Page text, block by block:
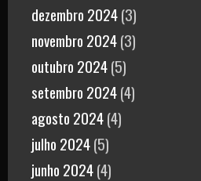
dezembro 2024(3)
novembro 2024(3)
outubro 2024(5)
setembro 2024(4)
agosto 2024(4)
julho 2024(5)
junho 2024(4)